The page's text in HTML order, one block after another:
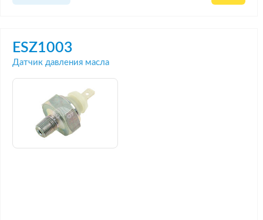
ESZ1003
Датчик давления масла